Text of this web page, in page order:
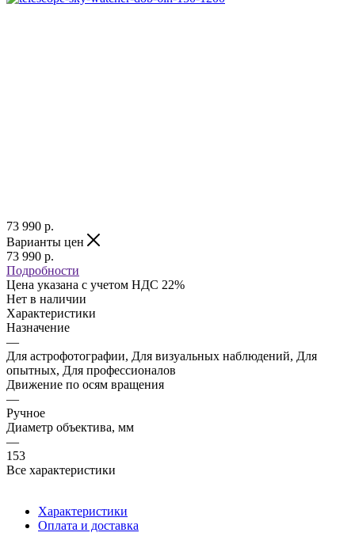
73 990 р.
Варианты цен
73 990 р.
Подробности
Цена указана с учетом НДС 22%
Нет в наличии
Характеристики
Назначение
—
Для астрофотографии, Для визуальных наблюдений, Для
опытных, Для профессионалов
Движение по осям вращения
—
Ручное
Диаметр объектива, мм
—
153
Все характеристики
Характеристики
Оплата и доставка